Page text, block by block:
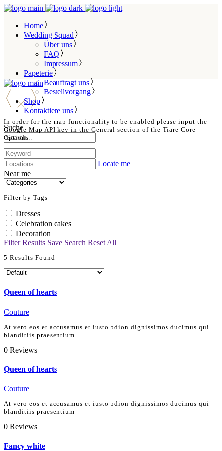
Home
Wedding Squad
Über uns
FAQ
Impressum
Papeterie
Beauftragt uns
Bestellvorgang
Shop
Kontaktiere uns
Suche
In order for the map functionality to be enabled please input the
Google Map API key in the General section of the Tiare Core
Options
Locate me
Near me
Filter by Tags
Dresses
Celebration cakes
Decoration
Filter Results Save Search Reset All
5 Results Found
Queen of hearts
Couture
At vero eos et accusamus et iusto odion dignissimos ducimus qui
blanditiis praesentium
0 Reviews
Queen of hearts
Couture
At vero eos et accusamus et iusto odion dignissimos ducimus qui
blanditiis praesentium
0 Reviews
Fancy white